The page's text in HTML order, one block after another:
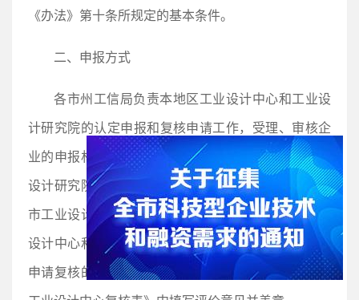
《办法》第十条所规定的基本条件。
二、申报方式
各市州工信局负责本地区工业设计中心和工业设
计研究院的认定申报和复核申请工作，受理、审核企
业的申报材料，推荐符合条件的工业设计中心和工业
设计研究院，行文（加盖公章）报送省工信厅。省、
市工业设计协会可向市州工信局推荐符合条件的工业
设计中心和工业设计研究院，按属地原则归口申报。
申请复核的工业设计中心，市州工信局需在《湖南省